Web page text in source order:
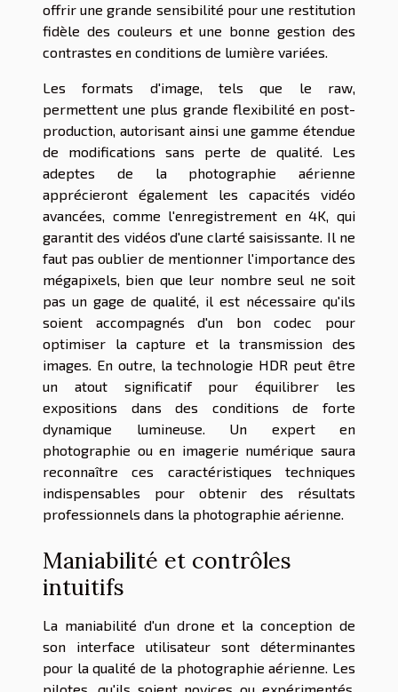
offrir une grande sensibilité pour une restitution
fidèle des couleurs et une bonne gestion des
contrastes en conditions de lumière variées.
Les formats d'image, tels que le raw,
permettent une plus grande flexibilité en post-
production, autorisant ainsi une gamme étendue
de modifications sans perte de qualité. Les
adeptes de la photographie aérienne
apprécieront également les capacités vidéo
avancées, comme l'enregistrement en 4K, qui
garantit des vidéos d'une clarté saisissante. Il ne
faut pas oublier de mentionner l'importance des
mégapixels, bien que leur nombre seul ne soit
pas un gage de qualité, il est nécessaire qu'ils
soient accompagnés d'un bon codec pour
optimiser la capture et la transmission des
images. En outre, la technologie HDR peut être
un atout significatif pour équilibrer les
expositions dans des conditions de forte
dynamique lumineuse. Un expert en
photographie ou en imagerie numérique saura
reconnaître ces caractéristiques techniques
indispensables pour obtenir des résultats
professionnels dans la photographie aérienne.
Maniabilité et contrôles
intuitifs
La maniabilité d'un drone et la conception de
son interface utilisateur sont déterminantes
pour la qualité de la photographie aérienne. Les